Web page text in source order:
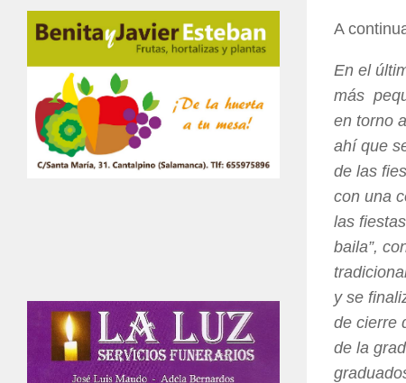
A
En el
más
en torno
ahí que
de las
con una
las
baila”,
y se
de cierre
de la